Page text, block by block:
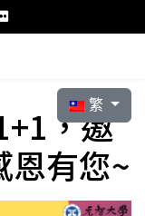
選擇你的語言
繁
，邀
恩有您~